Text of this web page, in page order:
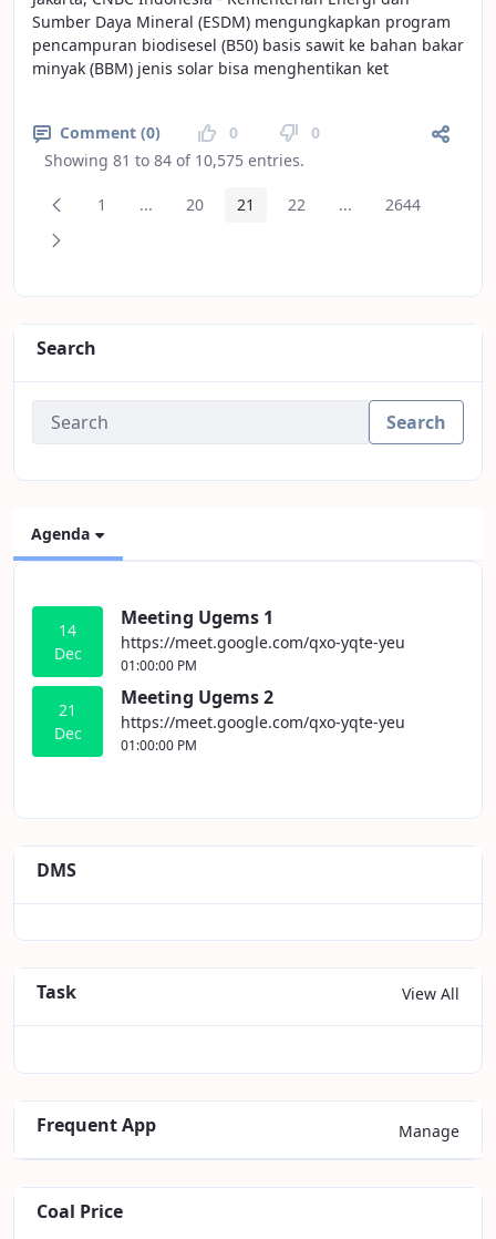
Sumber Daya Mineral (ESDM) mengungkapkan program
pencampuran biodisesel (B50) basis sawit ke bahan bakar
minyak (BBM) jenis solar bisa menghentikan ket
Comment (0) 0
0
Showing 81 to 84 of 10,575 entries.
Previous Page
Page
1 ...Intermediate Pages
Page
20 Page
21 Page
22 ...Intermediate Pages
Page
2644
Next Page
Search
Search
Agenda
14
Dec
Meeting Ugems 1
https://meet.google.com/qxo-yqte-yeu
01:00:00 PM
21
Dec
Meeting Ugems 2
https://meet.google.com/qxo-yqte-yeu
01:00:00 PM
DMS
Task View All
Frequent App Manage
Coal Price